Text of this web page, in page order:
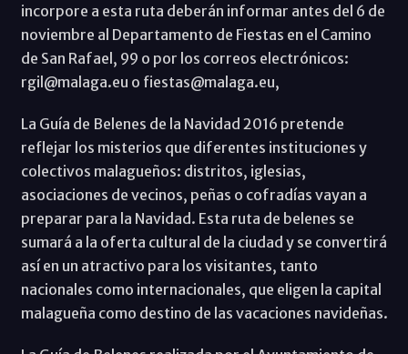
incorpore a esta ruta deberán informar antes del 6 de
noviembre al Departamento de Fiestas en el Camino
de San Rafael, 99 o por los correos electrónicos:
rgil@malaga.eu o fiestas@malaga.eu,
La Guía de Belenes de la Navidad 2016 pretende
reflejar los misterios que diferentes instituciones y
colectivos malagueños: distritos, iglesias,
asociaciones de vecinos, peñas o cofradías vayan a
preparar para la Navidad. Esta ruta de belenes se
sumará a la oferta cultural de la ciudad y se convertirá
así en un atractivo para los visitantes, tanto
nacionales como internacionales, que eligen la capital
malagueña como destino de las vacaciones navideñas.